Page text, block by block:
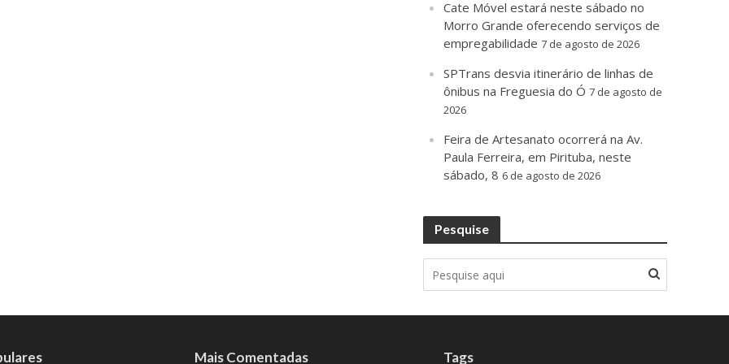
Cate Móvel estará neste sábado no
Morro Grande oferecendo serviços de
empregabilidade 7 de agosto de 2026
SPTrans desvia itinerário de linhas de
ônibus na Freguesia do Ó 7 de agosto de
2026
Feira de Artesanato ocorrerá na Av.
Paula Ferreira, em Pirituba, neste
sábado, 8 6 de agosto de 2026
Pesquise
Mais Comentadas Tags